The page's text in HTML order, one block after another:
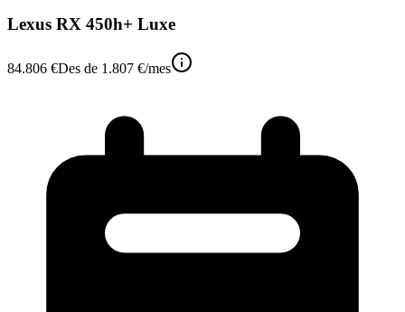
Lexus RX 450h+ Luxe
84.806 €Des de 1.807 €/mes